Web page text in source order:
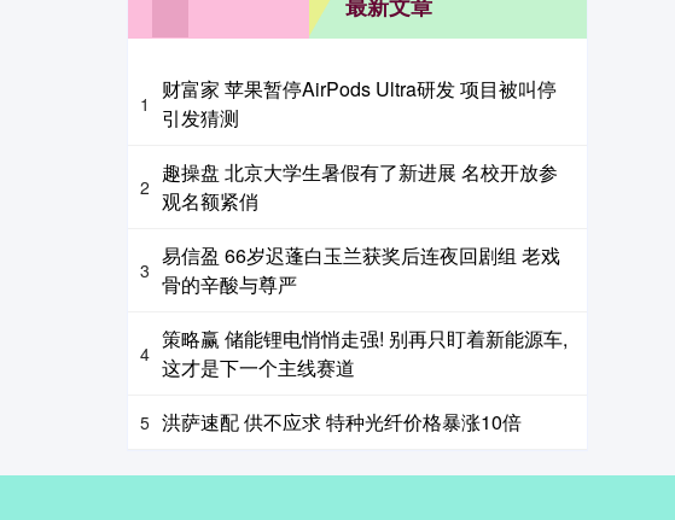
最新文章
1
财富家 苹果暂停AirPods Ultra研发 项目被叫停
引发猜测
2
趣操盘 北京大学生暑假有了新进展 名校开放参
观名额紧俏
3
易信盈 66岁迟蓬白玉兰获奖后连夜回剧组 老戏
骨的辛酸与尊严
4
策略赢 储能锂电悄悄走强! 别再只盯着新能源车,
这才是下一个主线赛道
5 洪萨速配 供不应求 特种光纤价格暴涨10倍